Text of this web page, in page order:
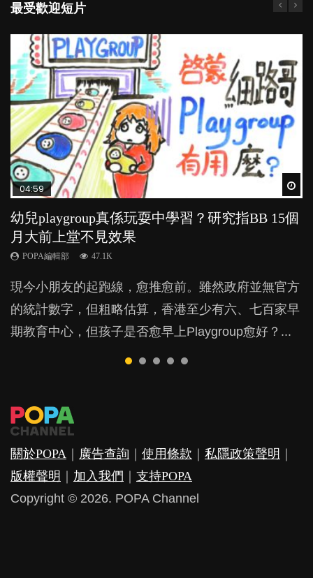
最受歡迎短片
04:59
幼兒playgroup真係玩耍中學習？研究指BB 15個
月大前上堂不見效果
POPA編輯部 47.1K
現今小朋友的起跑線，愈推愈前。雖然政府並無官方
的統計數字，但粗略估算，香港至少有六、七百家早
期教育中心，但孩子是否愈早上Playgroup愈好？...
03:39
幼稚園遊戲課 如何刺激幼兒自發學習取代獎勵
與懲罰？
POPA編輯部 33.1K
由美國學者所創的 tools of the mind 課程，學生以遊
戲方式學習，學術能力和自制能力亦明顯比其他小朋
友優勝，到底這課程有何特別之處？...
03:02
老公患產後憂鬱症對BB的影響
POPA編輯部 15.9K
鬱，影響日常生活，嚴重的甚至會有自殺，或傷害小
朋友的念頭。但為何爸爸患上產後抑鬱往往難以察
覺？...
04:06
全職好？在職好？｜全職媽媽與在職媽媽的壓
力與價值
POPA編輯部 25.8K
許多媽媽心底可能都有一刻掙扎過：究竟全職好，還
是在職好。雖說每個家庭都有自己的獨特狀況和考慮
因素，但原來全職和在職媽媽所養育的子女其實都各
04:18
凡事以BB為中心，就係好爸媽？｜別忽視父母
的身心虛耗
POPA編輯部 31.5K
父母日夜無間、身心俱疲地照顧BB，如何做到正向
教養？部份父母更會為了小朋友放棄自己的嗜好、減
少出席朋友聚會等等，你以為會換來美好的親子關
關於POPA 廣告查詢 使用條款 私隱政策聲明
版權聲明
加入我們
支持POPA
Copyright © 2026. POPA Channel